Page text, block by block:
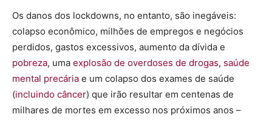
Os danos dos lockdowns, no entanto, são inegáveis:
colapso econômico, milhões de empregos e negócios
perdidos, gastos excessivos, aumento da dívida e
pobreza, uma explosão de overdoses de drogas, saúde
mental precária e um colapso dos exames de saúde
(incluindo câncer) que irão resultar em centenas de
milhares de mortes em excesso nos próximos anos –